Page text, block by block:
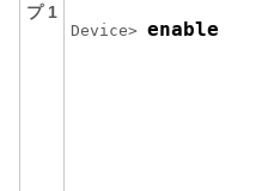
プ 1
Device> enable